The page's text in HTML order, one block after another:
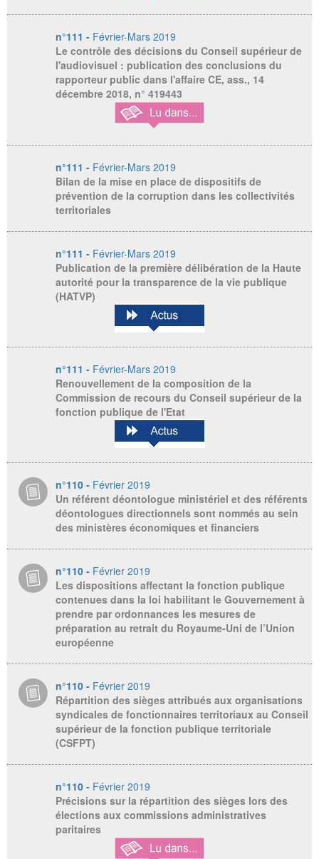
n°111 - Février-Mars 2019
Le contrôle des décisions du Conseil supérieur de
l'audiovisuel : publication des conclusions du
rapporteur public dans l'affaire CE, ass., 14
décembre 2018, n° 419443
n°111 - Février-Mars 2019
Bilan de la mise en place de dispositifs de
prévention de la corruption dans les collectivités
territoriales
n°111 - Février-Mars 2019
Publication de la première délibération de la Haute
autorité pour la transparence de la vie publique
(HATVP)
n°111 - Février-Mars 2019
Renouvellement de la composition de la
Commission de recours du Conseil supérieur de la
fonction publique de l'Etat
n°110 - Février 2019
Un référent déontologue ministériel et des référents
déontologues directionnels sont nommés au sein
des ministères économiques et financiers
n°110 - Février 2019
Les dispositions affectant la fonction publique
contenues dans la loi habilitant le Gouvernement à
prendre par ordonnances les mesures de
préparation au retrait du Royaume-Uni de l’Union
européenne
n°110 - Février 2019
Répartition des sièges attribués aux organisations
syndicales de fonctionnaires territoriaux au Conseil
supérieur de la fonction publique territoriale
(CSFPT)
n°110 - Février 2019
Précisions sur la répartition des sièges lors des
élections aux commissions administratives
paritaires